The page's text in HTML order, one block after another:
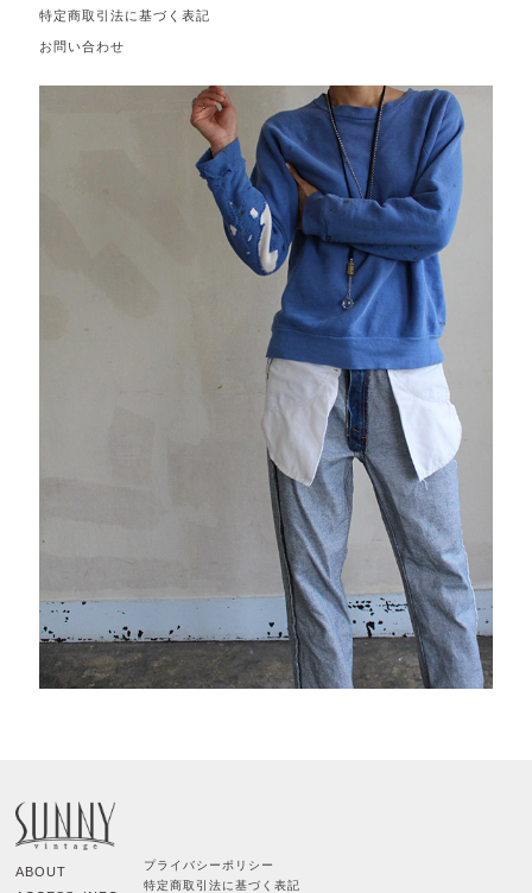
特定商取引法に基づく表記
お問い合わせ
ABOUT
プライバシーポリシー
特定商取引法に基づく表記